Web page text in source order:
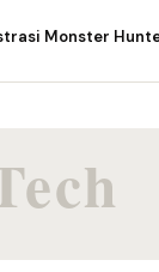
Monster